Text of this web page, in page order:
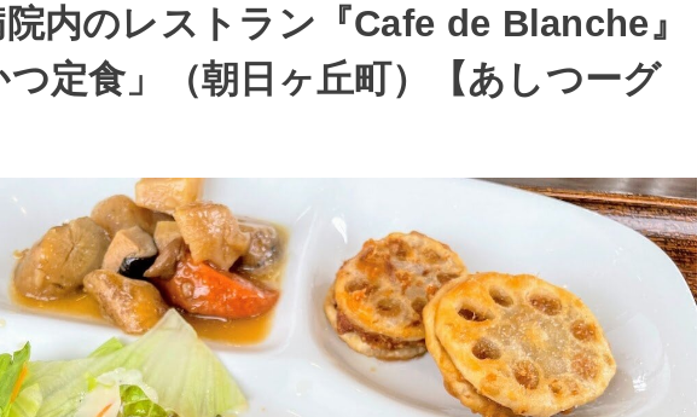
内のレストラン『Cafe de Blanche』
定食」（朝日ヶ丘町）【あしつーグ